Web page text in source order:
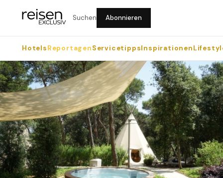
Suchen Abonnieren
HotelsReportagenServicetippsInspirationen